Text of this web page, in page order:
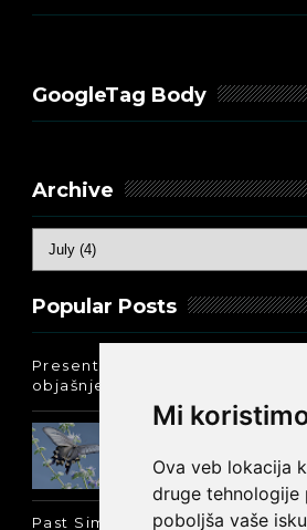
Mi
Ova veb lokacija
druge tehnologije
poboljša vaše
GoogleTag Body
Archive
Popular Posts
Present Perfect Simple -
objašnjenje :-)
Past Simple i Past Continuous -